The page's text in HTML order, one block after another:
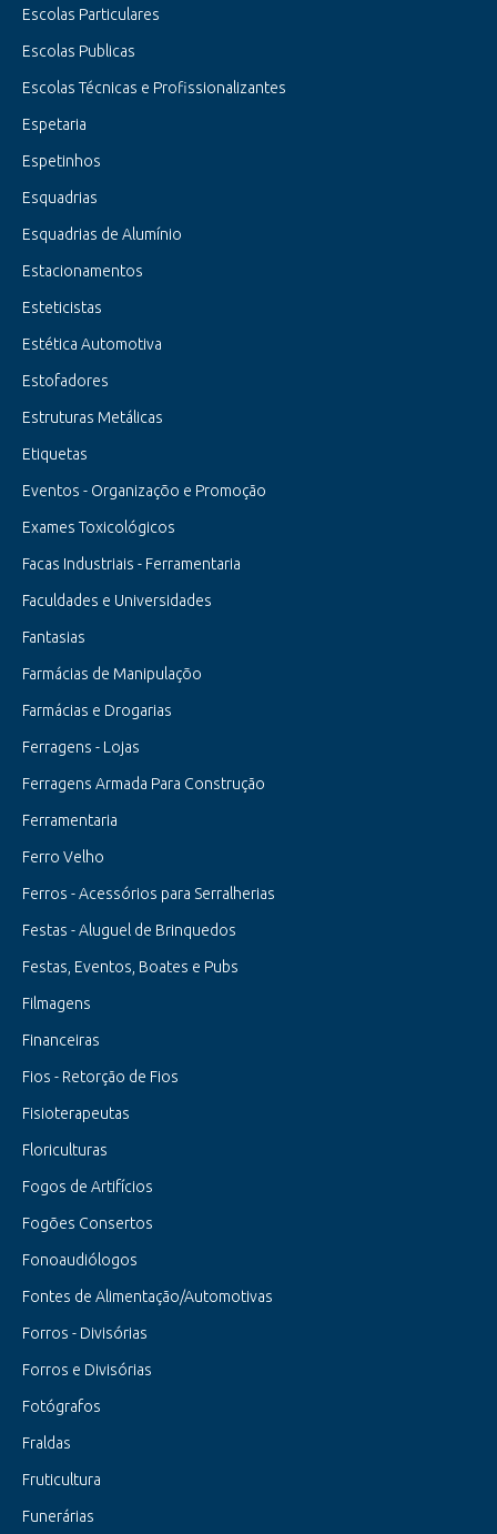
Escolas Particulares
Escolas Publicas
Escolas Técnicas e Profissionalizantes
Espetaria
Espetinhos
Esquadrias
Esquadrias de Alumínio
Estacionamentos
Esteticistas
Estética Automotiva
Estofadores
Estruturas Metálicas
Etiquetas
Eventos - Organizaçõo e Promoção
Exames Toxicológicos
Facas Industriais - Ferramentaria
Faculdades e Universidades
Fantasias
Farmácias de Manipulaçõo
Farmácias e Drogarias
Ferragens - Lojas
Ferragens Armada Para Construção
Ferramentaria
Ferro Velho
Ferros - Acessórios para Serralherias
Festas - Aluguel de Brinquedos
Festas, Eventos, Boates e Pubs
Filmagens
Financeiras
Fios - Retorção de Fios
Fisioterapeutas
Floriculturas
Fogos de Artifícios
Fogões Consertos
Fonoaudiólogos
Fontes de Alimentação/Automotivas
Forros - Divisórias
Forros e Divisórias
Fotógrafos
Fraldas
Fruticultura
Funerárias